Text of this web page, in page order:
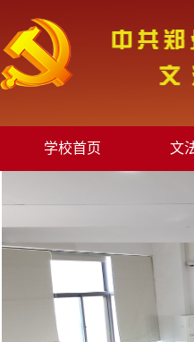
学校首页 文